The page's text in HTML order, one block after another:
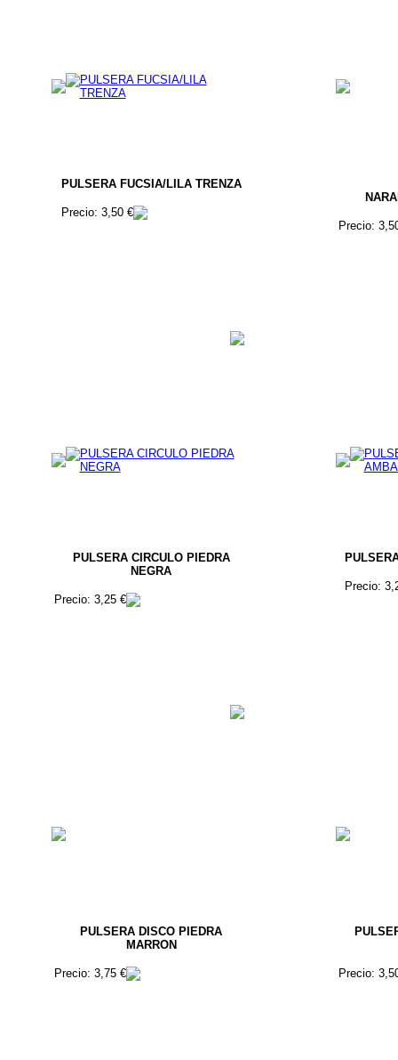
PULSERA FUCSIA/LILA TRENZA
Precio: 3,50 €
Precio:
PULSERA CIRCULO PIEDRA
NEGRA
Precio: 3,25 €
Precio:
PULSERA DISCO PIEDRA
MARRON
Precio: 3,75 € Precio: